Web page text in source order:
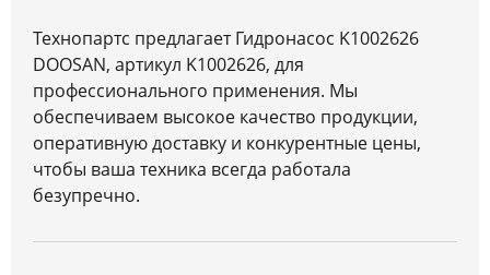
Технопартс предлагает Гидронасос K1002626
DOOSAN, артикул K1002626, для
профессионального применения. Мы
обеспечиваем высокое качество продукции,
оперативную доставку и конкурентные цены,
чтобы ваша техника всегда работала
безупречно.